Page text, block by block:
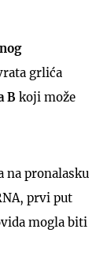
grlića
B koji može
na pronalasku
prvi put
mogla biti